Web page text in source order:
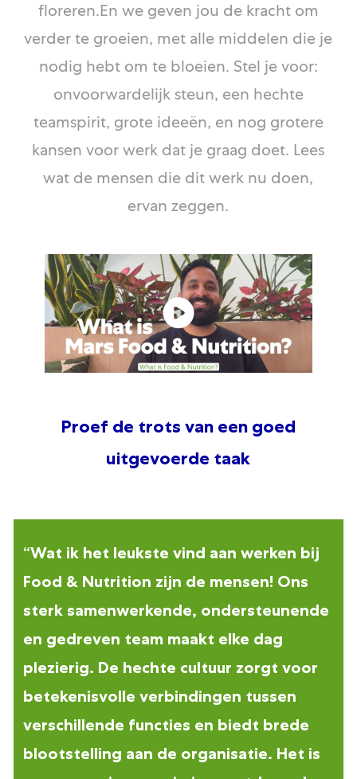
floreren.En we geven jou de kracht om
verder te groeien, met alle middelen die je
nodig hebt om te bloeien. Stel je voor:
onvoorwardelijk steun, een hechte
teamspirit, grote ideeën, en nog grotere
kansen voor werk dat je graag doet. Lees
wat de mensen die dit werk nu doen,
ervan zeggen.
Proef de trots van een goed
uitgevoerde taak
“Wat ik het leukste vind aan werken bij
Food & Nutrition zijn de mensen! Ons
sterk samenwerkende, ondersteunende
en gedreven team maakt elke dag
plezierig. De hechte cultuur zorgt voor
betekenisvolle verbindingen tussen
verschillende functies en biedt brede
blootstelling aan de organisatie. Het is